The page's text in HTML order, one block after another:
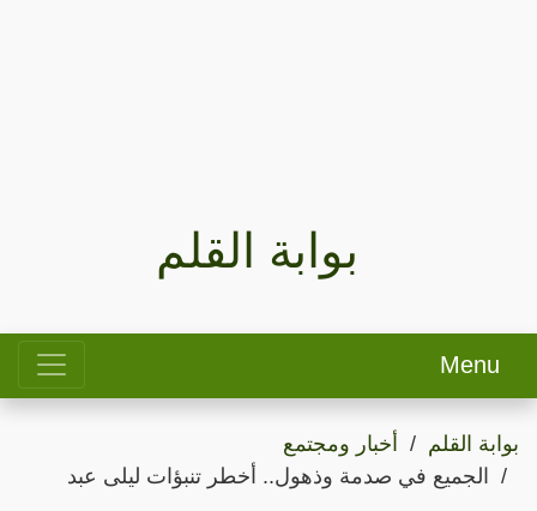
بوابة القلم
Menu
بوابة القلم
أخبار ومجتمع
الجميع في صدمة وذهول.. أخطر تنبؤات ليلى عبد